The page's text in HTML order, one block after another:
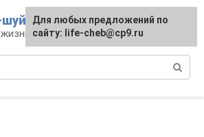
Для любых предложений по
сайту: life-cheb@cp9.ru
Для любых предложений по
сайту: life-cheb@cp9.ru